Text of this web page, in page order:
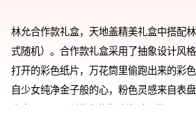
林允合作款礼盒，天地盖精美礼盒中搭配
式随机）。合作款礼盒采用了抽象设计风
打开的彩色纸片，万花筒里偷跑出来的彩
自少女纯净金子般的心，粉色灵感来自表
来自BABY-G所代表的街头潮酷风格。